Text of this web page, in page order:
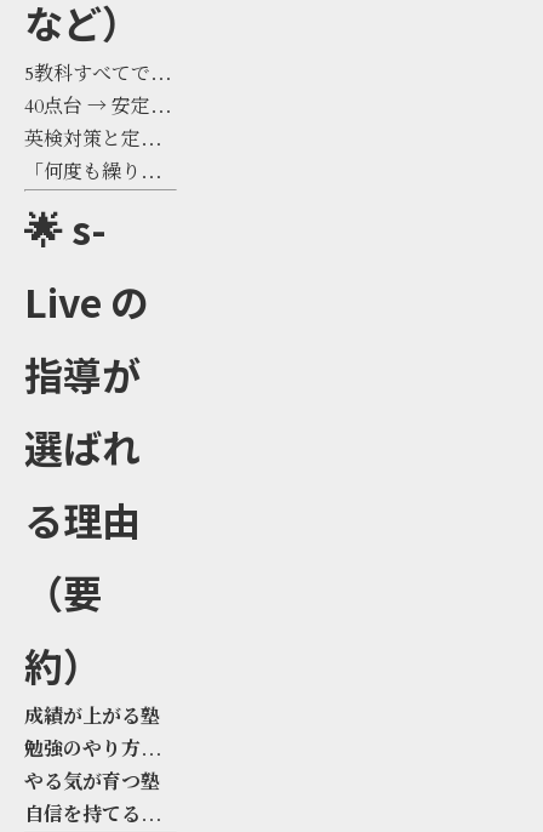
など）
5教科すべてで50
点以上達成な
ど、明確な成長
事例が多数
40点台 → 安定し
て60–80点台へと
改善
英検対策と定期
テストの両立な
ど 計画的な学習
ができるように
「何度も繰り返
す」など、
的な勉強法を習
🌟 s-
Live の
指導が
選ばれ
る理由
（要
約）
成績が上がる塾
勉強のやり方が
身につく塾
やる気が育つ塾
自信を持てるよ